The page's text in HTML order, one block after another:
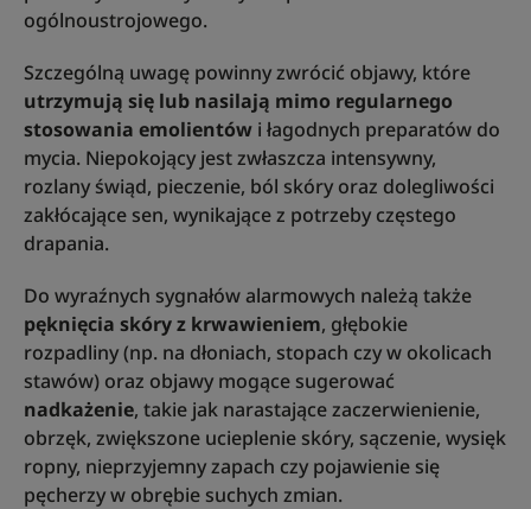
ogólnoustrojowego.
Szczególną uwagę powinny zwrócić objawy, które
utrzymują się lub nasilają mimo regularnego
stosowania emolientów i łagodnych preparatów do
mycia. Niepokojący jest zwłaszcza intensywny,
rozlany świąd, pieczenie, ból skóry oraz dolegliwości
zakłócające sen, wynikające z potrzeby częstego
drapania.
Do wyraźnych sygnałów alarmowych należą także
pęknięcia skóry z krwawieniem, głębokie
rozpadliny (np. na dłoniach, stopach czy w okolicach
stawów) oraz objawy mogące sugerować
nadkażenie, takie jak narastające zaczerwienienie,
obrzęk, zwiększone ucieplenie skóry, sączenie, wysięk
ropny, nieprzyjemny zapach czy pojawienie się
pęcherzy w obrębie suchych zmian.